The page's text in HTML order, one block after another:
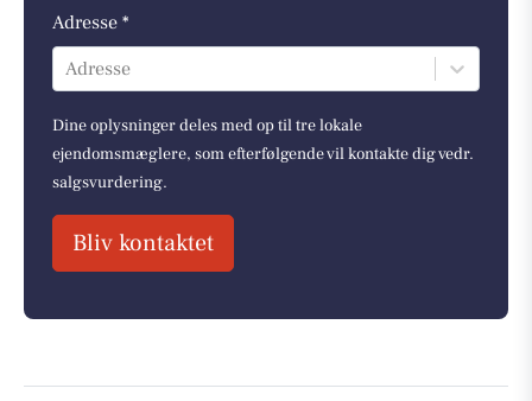
Adresse *
Adresse
Dine oplysninger deles med op til tre lokale
ejendomsmæglere, som efterfølgende vil kontakte dig vedr.
salgsvurdering.
Bliv kontaktet